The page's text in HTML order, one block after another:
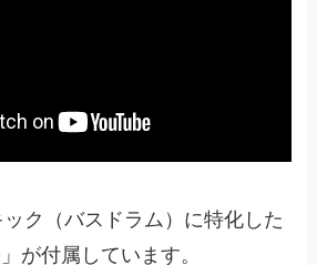
ク（バスドラム）に特化した
が付属しています。